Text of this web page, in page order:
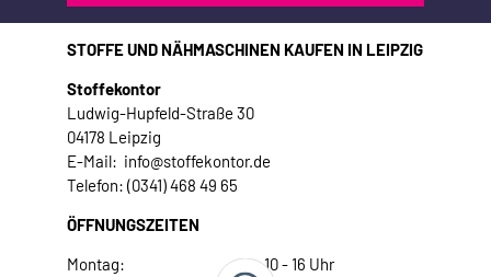
STOFFE UND NÄHMASCHINEN KAUFEN IN LEIPZIG
Stoffekontor
Ludwig-Hupfeld-Straße 30
04178 Leipzig
E-Mail: info@stoffekontor.de
Telefon: (0341) 468 49 65
ÖFFNUNGSZEITEN
Montag:
10 - 16 Uhr